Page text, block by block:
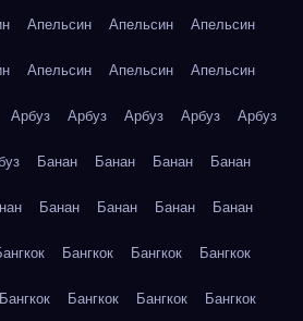
Апельсин Апельсин Апельсин
Апельсин Апельсин Апельсин
Арбуз Арбуз Арбуз Арбуз Арбуз
Банан Банан Банан Банан
Банан Банан Банан Банан
Бангкок Бангкок Бангкок
Бангкок Бангкок Бангкок Бангкок